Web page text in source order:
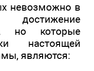
невозможно в
но которые
настоящей
являются: